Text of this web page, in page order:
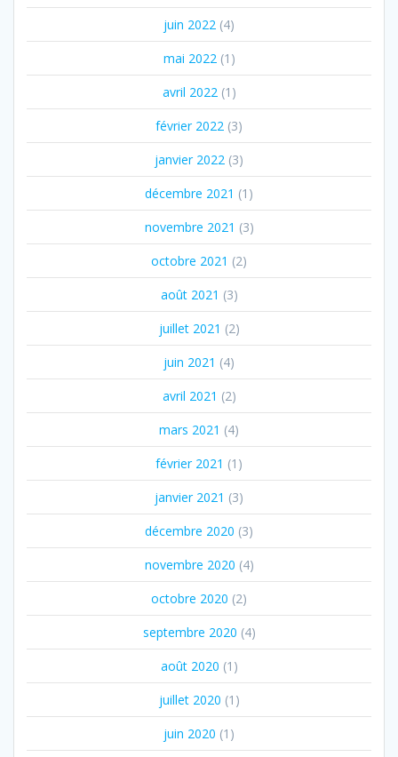
juin 2022 (4)
mai 2022 (1)
avril 2022 (1)
février 2022 (3)
janvier 2022 (3)
décembre 2021 (1)
novembre 2021 (3)
octobre 2021 (2)
août 2021 (3)
juillet 2021 (2)
juin 2021 (4)
avril 2021 (2)
mars 2021 (4)
février 2021 (1)
janvier 2021 (3)
décembre 2020 (3)
novembre 2020 (4)
octobre 2020 (2)
septembre 2020 (4)
août 2020 (1)
juillet 2020 (1)
juin 2020 (1)